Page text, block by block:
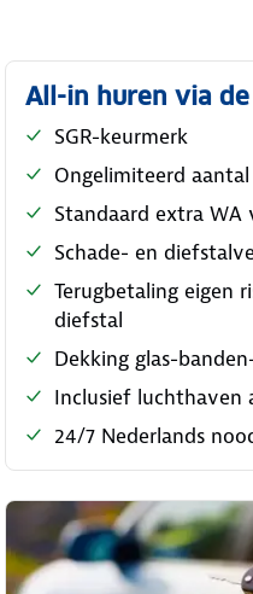
All-in huren via de
SGR-keurmerk
Ongelimiteerd
Standaard extra WA
Schade- en
Terugbetaling eigen
diefstal
Dekking glas-
Inclusief luchthaven
24/7 Nederlands